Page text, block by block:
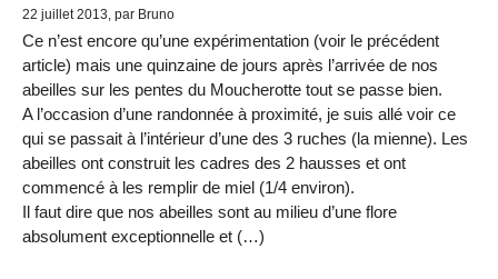
22 juillet 2013, par Bruno
Ce n’est encore qu’une expérimentation (voir le précédent
article) mais une quinzaine de jours après l’arrivée de nos
abeilles sur les pentes du Moucherotte tout se passe bien.
A l’occasion d’une randonnée à proximité, je suis allé voir ce
qui se passait à l’intérieur d’une des 3 ruches (la mienne). Les
abeilles ont construit les cadres des 2 hausses et ont
commencé à les remplir de miel (1/4 environ).
Il faut dire que nos abeilles sont au milieu d’une flore
absolument exceptionnelle et (…)